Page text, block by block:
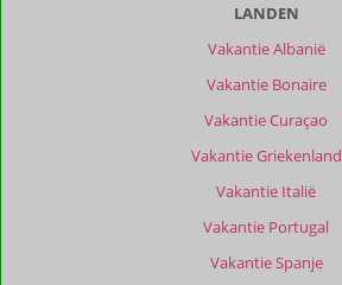
LANDEN
Vakantie Albanië
Vakantie Bonaire
Vakantie Curaçao
Vakantie Griekenland
Vakantie Italië
Vakantie Portugal
Vakantie Spanje